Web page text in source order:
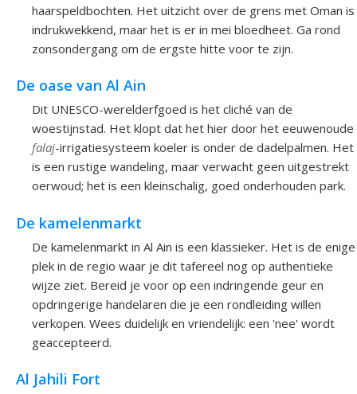
haarspeldbochten. Het uitzicht over de grens met Oman is
indrukwekkend, maar het is er in mei bloedheet. Ga rond
zonsondergang om de ergste hitte voor te zijn.
De oase van Al Ain
Dit UNESCO-werelderfgoed is het cliché van de
woestijnstad. Het klopt dat het hier door het eeuwenoude
falaj-irrigatiesysteem koeler is onder de dadelpalmen. Het
is een rustige wandeling, maar verwacht geen uitgestrekt
oerwoud; het is een kleinschalig, goed onderhouden park.
De kamelenmarkt
De kamelenmarkt in Al Ain is een klassieker. Het is de enige
plek in de regio waar je dit tafereel nog op authentieke
wijze ziet. Bereid je voor op een indringende geur en
opdringerige handelaren die je een rondleiding willen
verkopen. Wees duidelijk en vriendelijk: een 'nee' wordt
geaccepteerd.
Al Jahili Fort